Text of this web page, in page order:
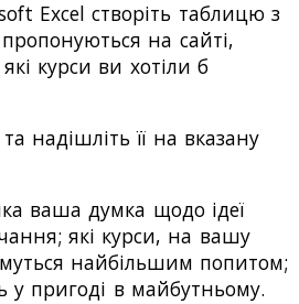
Excel створіть таблицю з
на сайті,
курси ви хотіли б
надішліть її на вказану
ваша думка щодо ідеї
які курси, на вашу
найбільшим попитом;
у пригоді в майбутньому.